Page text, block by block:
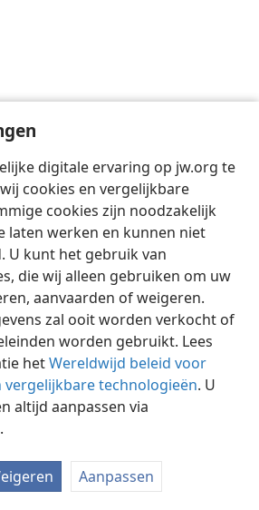
digitale ervaring op jw.org te
cookies en vergelijkbare
cookies zijn noodzakelijk
laten werken en kunnen niet
U kunt het gebruik van
die wij alleen gebruiken om uw
aanvaarden of weigeren.
zal ooit worden verkocht of
worden gebruikt. Lees
hetWereldwijd beleid voor
vergelijkbare technologieën. U
altijd aanpassen via
.
Aanpassen
Instellingen
Bible and Tract Society of Pennsylvania
Privacybeleid
JW.ORG
Inloggen